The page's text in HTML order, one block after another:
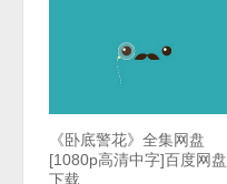
《卧底警花》全集网盘
[1080p高清中字]百度网盘
下载